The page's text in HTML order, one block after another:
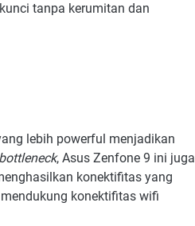
tanpa kerumitan dan
lebih powerful menjadikan
bottleneck, Asus Zenfone 9 ini juga
konektifitas yang
konektifitas wifi